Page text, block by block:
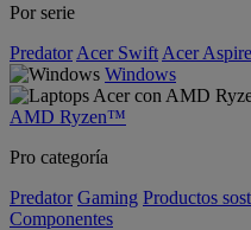
Por serie
Predator Acer Swift Acer Aspire
Windows
AMD Ryzen™
Pro categoría
Predator Gaming Productos
Componentes